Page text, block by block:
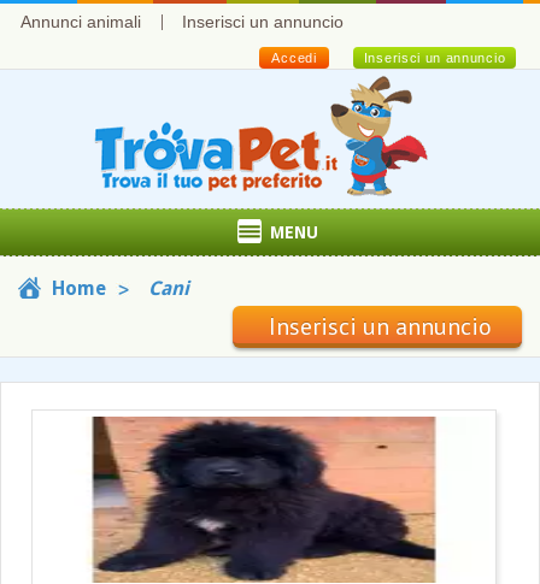
Annunci animali Inserisci un annuncio
Inserisci un annuncio
Accedi
MENU
Home Cani
Inserisci un annuncio